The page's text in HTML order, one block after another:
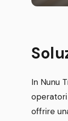
In Nunu
offrire